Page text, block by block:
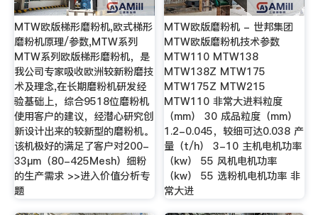
MTW欧版梯形磨粉机,欧式梯形
磨粉机原理/参数,MTW系列
MTW系列欧版梯形磨粉机，是
我公司专家吸收欧洲较新粉磨技
术及理念,在长期磨粉机研发经
验基础上，综合9518位磨粉机
使用客户的建议，经潜心研究创
新设计出来的较新型的磨粉机。
该机极好的满足了客户对200-
33μm（80-425Mesh）细粉
的生产需求 >>进入价值分析专
题
MTW欧版磨粉机 - 世邦集团
MTW欧版磨粉机技术参数
MTW110 MTW138
MTW138Z MTW175
MTW175Z MTW215
MTW110 非常大进料粒度
（mm） 30 成品粒度（mm）
1.2-0.045，较细可达0.038 产
量（t/h） 3-10 主机电机功率
（kw） 55 风机电机功率
（kw） 55 选粉机电机功率 非
常大进